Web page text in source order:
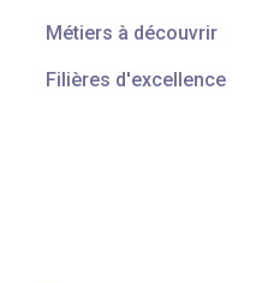
Métiers à découvrir
Filières d'excellence